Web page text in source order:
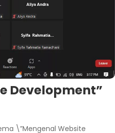
Development”
\”Mengenal Website